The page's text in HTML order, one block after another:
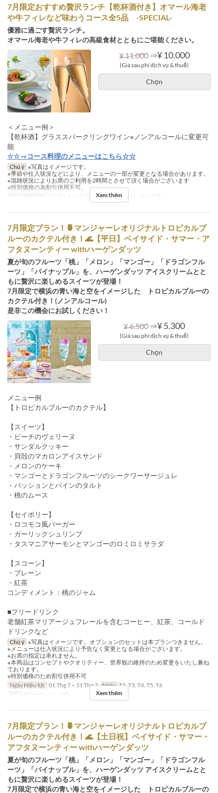
7月限定おすすめ贅沢ランチ【乾杯酒付き】オマール海老
や牛フィレなど味わうコース全5品 -SPECIAL-
優雅に過ごす贅沢ランチ。
オマール海老や牛フィレの高級食材とともにご堪能ください。
¥ 11.000 ⇒¥ 10.000
(Giá sau phí dịch vụ & thuế)
Chọn
＜メニュー例＞
【乾杯酒】グラススパークリングワイン※ノンアルコールに変更可
能
☆☆→コース料理のメニューはこちら☆☆
Chú ý ※写真はイメージです。
※季節や仕入状況などにより、メニューの一部が変更となる場合があります。
※混雑状況によりお席のご利用を2時間とさせて頂く場合がございます
※特別価格の為割引併用不可。
Ngày Hiệu lực
01 Thg 7 ~ 31 Thg 7 Bữa Bữa trưa, Trà chiều
Xem thêm
7月限定プラン！🍍マンジャーレオリジナルトロピカルブ
ルーのカクテル付き！🌊【平日】ベイサイド・サマー・ア
フタヌーンティー withハーゲンダッツ
夏が旬のフルーツ「桃」「メロン」「マンゴー」「ドラゴンフル
ーツ」「パイナップル」を、ハーゲンダッツ アイスクリームとと
もに贅沢に楽しめるスイーツが登場！
7月限定で横浜の青い海と空をイメージした トロピカルブルーの
カクテル付き！(ノンアルコール)
是非この機会にお試しください！
¥ 6.500 ⇒¥ 5.300
(Giá sau phí dịch vụ & thuế)
Chọn
メニュー例
【トロピカルブルーのカクテル】
【スイーツ】
・ビーチのヴェリーヌ
・サンダルクッキー
・貝殻のマカロンアイスサンド
・メロンのケーキ
・マンゴーとドラゴンフルーツのシークワーサージュレ
・パッションとパインのタルト
・桃のムース
【セイボリー】
・ロコモコ風バーガー
・ガーリックシュリンプ
・タスマニアサーモンとマンゴーのロミロミサラダ
【スコーン】
・プレーン
・紅茶
コンディメント：桃のジャム
■フリードリンク
老舗紅茶マリアージュフレールを含むコーヒー、紅茶、コールド
ドリンクなど
Chú ý ※写真はイメージです。オプションのセットは本プランつきません。
※メニューは仕入状況により予告なく変更となる場合がございます。
※お席の指定は承れません。
※本商品はコンセプトやクオリティー、世界観の維持のため変更をいたし兼ね
ております。
※特別価格のため割引併用不可
Ngày Hiệu lực 01 Thg 7 ~ 31 Thg 7 Ngày T2, T3, T4, T5, T6
Bữa
Bữa trưa, Trà chiều Xem thêm
7月限定プラン！🍍マンジャーレオリジナルトロピカルブ
ルーのカクテル付き！🌊【土日祝】ベイサイド・サマー・
アフタヌーンティー withハーゲンダッツ
夏が旬のフルーツ「桃」「メロン」「マンゴー」「ドラゴンフル
ーツ」「パイナップル」を、ハーゲンダッツ アイスクリームとと
もに贅沢に楽しめるスイーツが登場！
7月限定で横浜の青い海と空をイメージした トロピカルブルーの